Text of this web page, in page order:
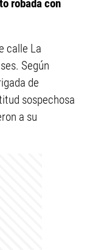
robada con
calle La
Según
de
sospechosa
a su